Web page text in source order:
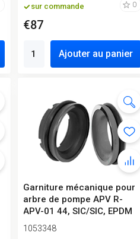
sur commande 0
€87
Ajouter au panier
Garniture mécanique pour
arbre de pompe APV R-
APV-01 44, SIC/SIC, EPDM
type A...
1053348